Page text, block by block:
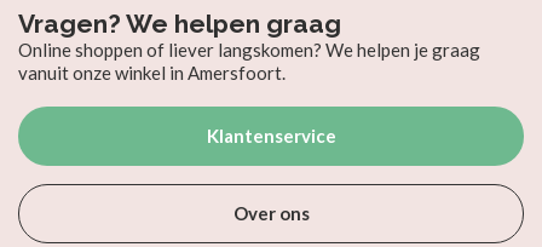
Vragen? We helpen graag
Online shoppen of liever langskomen? We helpen je graag
vanuit onze winkel in Amersfoort.
Klantenservice
Over ons